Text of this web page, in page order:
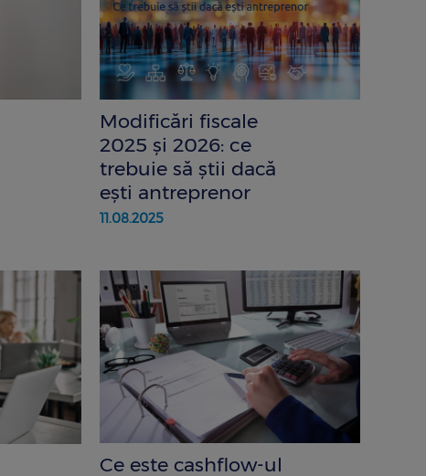
Modificări fiscale
2025 și 2026: ce
trebuie să știi dacă
ești antreprenor
11.08.2025
Ce este cashflow-ul